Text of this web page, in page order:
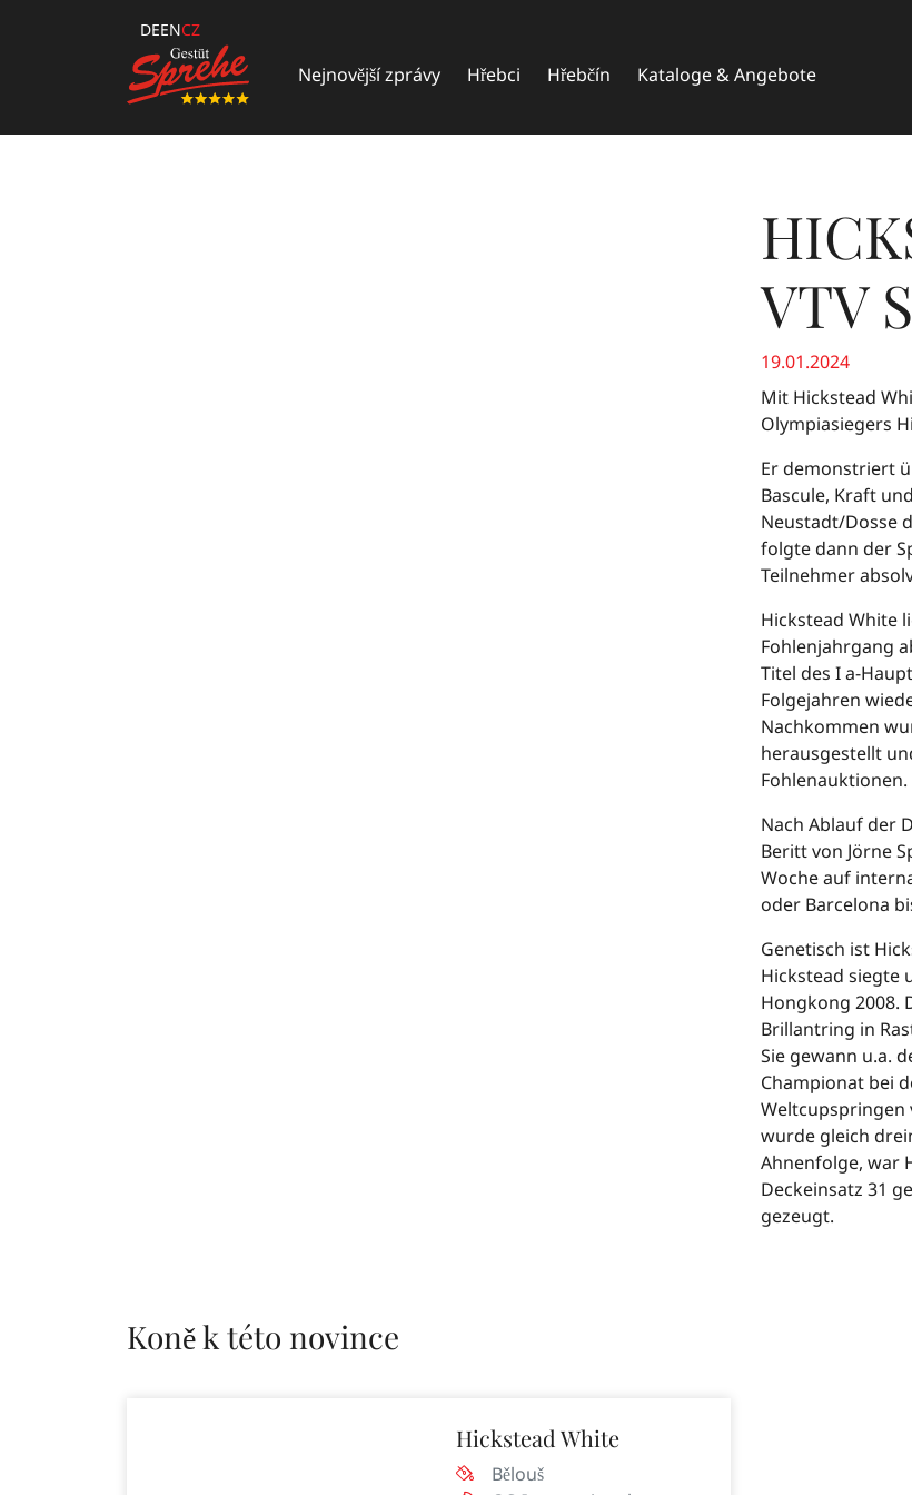
DEENCZ
Nejnovější zprávy Hřebci Hřebčín Kataloge & Angebote
VTV
19.01.2024
Mit Hickstead
Olympiasiegers
Er demonstriert
Bascule, Kraft
Neustadt/Dosse
folgte dann der
Teilnehmer
Hickstead White
Fohlenjahrgang
Titel des I a-
Folgejahren
Nachkommen
herausgestellt
Fohlenauktionen.
Nach Ablauf der
Beritt von Jörne
Woche auf
oder Barcelona
Genetisch ist
Hickstead siegte
Hongkong 2008.
Brillantring in
Sie gewann u.a.
Championat bei
Weltcupspringen
wurde gleich
Ahnenfolge, war
Deckeinsatz 31
gezeugt.
Koně k této novince
Hickstead White
Bělouš